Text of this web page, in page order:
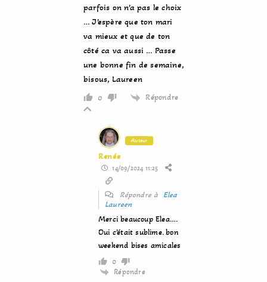
parfois on n’a pas le choix
… J’espère que ton mari
va mieux et que de ton
côté ca va aussi … Passe
une bonne fin de semaine,
bisous, Laureen
0 Répondre
Auteur
Renée
14/09/2024 11:25
Répondre à Elea
Laureen
Merci beaucoup Elea….
Oui c’était sublime. bon
weekend bises amicales
0
Répondre